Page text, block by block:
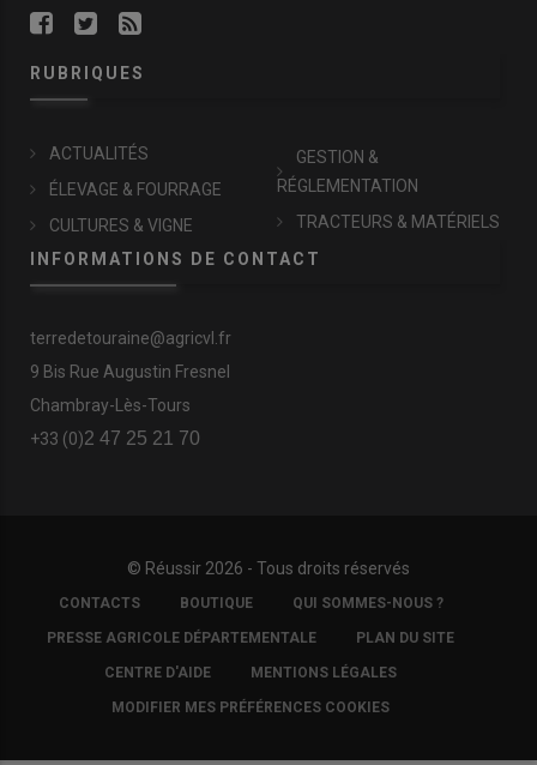
RUBRIQUES
ACTUALITÉS
ÉLEVAGE & FOURRAGE
CULTURES & VIGNE
GESTION &
RÉGLEMENTATION
TRACTEURS & MATÉRIELS
INFORMATIONS DE CONTACT
terredetouraine@agricvl.fr
9 Bis Rue Augustin Fresnel
Chambray-Lès-Tours
+33 (0)2 47 25 21 70
© Réussir 2026 - Tous droits réservés
FOOTER
COPYRIGHT
CONTACTS BOUTIQUE QUI SOMMES-NOUS ?
PRESSE AGRICOLE DÉPARTEMENTALE PLAN DU SITE
CENTRE D'AIDE MENTIONS LÉGALES
MODIFIER MES PRÉFÉRENCES COOKIES